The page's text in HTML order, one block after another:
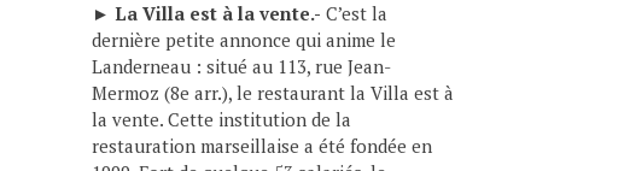
► La Villa est à la vente.- C’est la
dernière petite annonce qui anime le
Landerneau : situé au 113, rue Jean-
Mermoz (8e arr.), le restaurant la Villa est à
la vente. Cette institution de la
restauration marseillaise a été fondée en